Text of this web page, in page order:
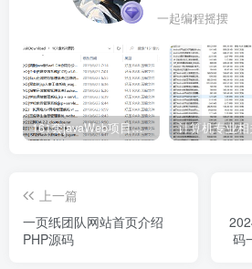
一起编程摇摆
161套javaWeb项目源码免费分享
上一篇
一页纸团队网站首页介绍
PHP源码
码